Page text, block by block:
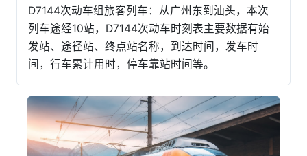
D7144次动车组旅客列车：从广州东到汕头，本次
列车途经10站，D7144次动车时刻表主要数据有始
发站、途径站、终点站名称，到达时间，发车时
间，行车累计用时，停车靠站时间等。